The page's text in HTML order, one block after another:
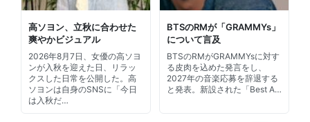
高ソヨン、立秋に合わせた
爽やかビジュアル
2026年8月7日、女優の高ソヨ
ンが入秋を迎えた日、リラッ
クスした日常を公開した。高
ソヨンは自身のSNSに「今日
は入秋だ…
BTSのRMが「GRAMMYs」
について言及
BTSのRMがGRAMMYsに対す
る皮肉を込めた発言をし、
2027年の音楽応募を辞退する
と発表。新設された「Best A…